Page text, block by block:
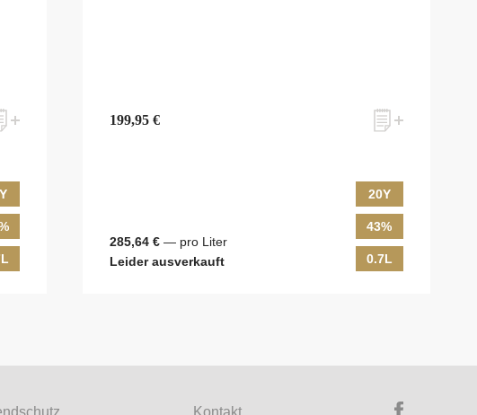
199,95 €
285,64 € — pro Liter
Leider ausverkauft
20Y
43%
0.7L
um Whisky & Passion, das erlesene Sortiment unseres Ladens sowie Online-